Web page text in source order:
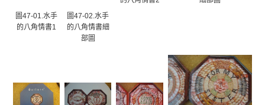
圖47-01.水手
的八角情書1
圖47-02.水手
的八角情書細
部圖